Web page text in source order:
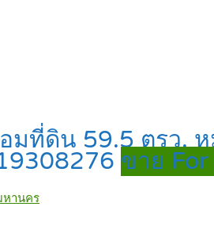
ที่ดิน 59.5 ตรว.
ขาย For
หานคร